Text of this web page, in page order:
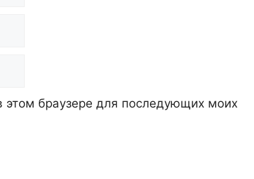
этом браузере для последующих моих